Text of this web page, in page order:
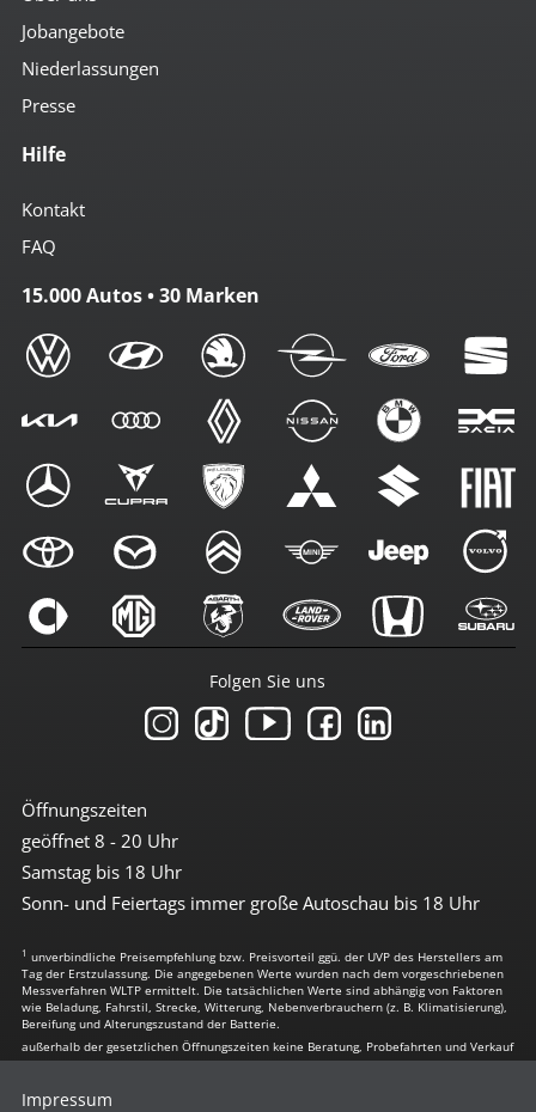
Jobangebote
Niederlassungen
Presse
Hilfe
Kontakt
FAQ
15.000 Autos • 30 Marken
Öffnungszeiten
geöffnet 8 - 20 Uhr
Samstag bis 18 Uhr
Sonn- und Feiertags immer große Autoschau bis 18 Uhr
Folgen Sie uns
1 unverbindliche Preisempfehlung bzw. Preisvorteil ggü. der UVP des Herstellers am
Tag der Erstzulassung. Die angegebenen Werte wurden nach dem vorgeschriebenen
Messverfahren WLTP ermittelt. Die tatsächlichen Werte sind abhängig von Faktoren
wie Beladung, Fahrstil, Strecke, Witterung, Nebenverbrauchern (z. B. Klimatisierung),
Bereifung und Alterungszustand der Batterie.
außerhalb der gesetzlichen Öffnungszeiten keine Beratung, Probefahrten und Verkauf
Impressum